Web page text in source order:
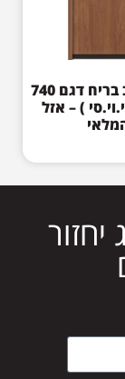
פלדלת רב בריח דגם 740
) – אזל